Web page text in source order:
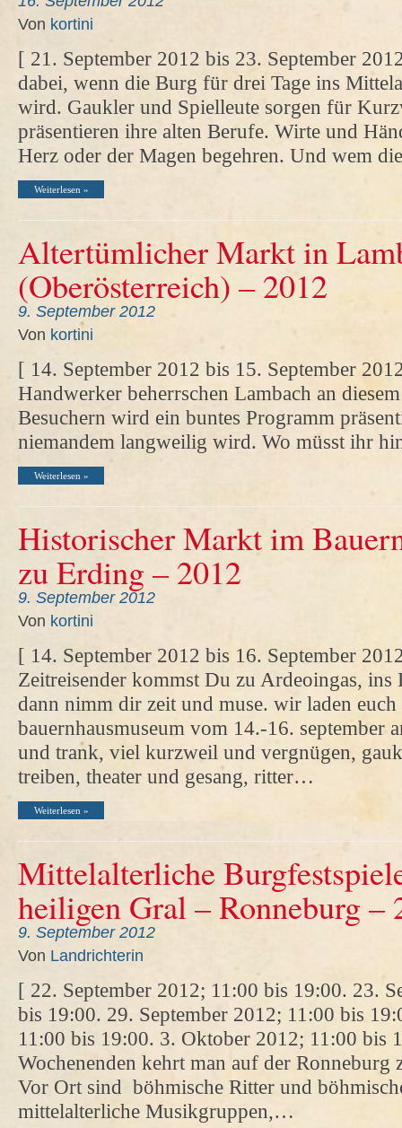
Von kortini
[ 21. September 2012 bis 23. September
dabei, wenn die Burg für drei Tage ins
wird. Gaukler und Spielleute sorgen für
präsentieren ihre alten Berufe. Wirte und
Herz oder der Magen begehren. Und wem
Weiterlesen »
Altertümlicher Markt in
(Oberösterreich) – 2012
9. September 2012
Von kortini
[ 14. September 2012 bis 15. September
Handwerker beherrschen Lambach an
Besuchern wird ein buntes Programm
niemandem langweilig wird. Wo müsst ihr
Weiterlesen »
Historischer Markt im
zu Erding – 2012
9. September 2012
Von kortini
[ 14. September 2012 bis 16. September
Zeitreisender kommst Du zu Ardeoingas, ins
dann nimm dir zeit und muse. wir laden
bauernhausmuseum vom 14.-16. september
und trank, viel kurzweil und vergnügen,
treiben, theater und gesang, ritter…
Weiterlesen »
Mittelalterliche
heiligen Gral – Ronneburg –
9. September 2012
Von Landrichterin
[ 22. September 2012; 11:00 bis 19:00. 23.
bis 19:00. 29. September 2012; 11:00 bis
11:00 bis 19:00. 3. Oktober 2012; 11:00 bis
Wochenenden kehrt man auf der Ronneburg
Vor Ort sind böhmische Ritter und
mittelalterliche Musikgruppen,…